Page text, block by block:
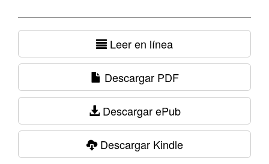
Leer en línea
Descargar PDF
Descargar ePub
Descargar Kindle